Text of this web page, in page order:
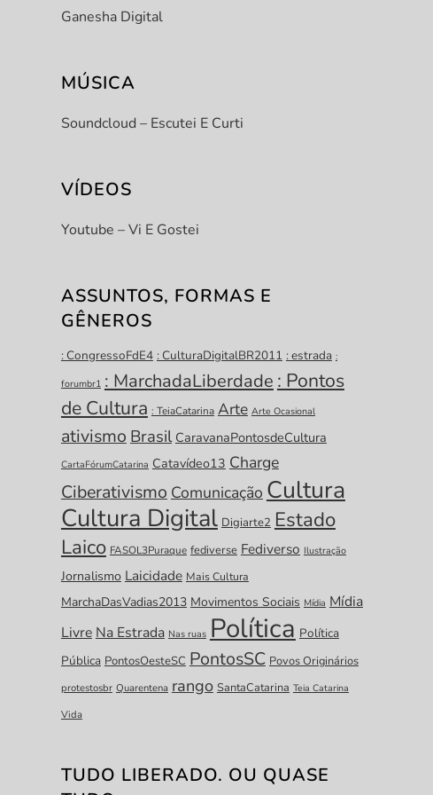
Ganesha Digital
MÚSICA
Soundcloud – Escutei E Curti
VÍDEOS
Youtube – Vi E Gostei
ASSUNTOS, FORMAS E
GÊNEROS
: CongressoFdE4 : CulturaDigitalBR2011 : estrada :
forumbr1 : MarchadaLiberdade : Pontos
de Cultura : TeiaCatarina Arte Arte Ocasional
ativismo Brasil CaravanaPontosdeCultura
CartaFórumCatarina Catavídeo13 Charge
Ciberativismo Comunicação Cultura
Cultura Digital Digiarte2 Estado
Laico FASOL3Puraque fediverse Fediverso Ilustração
Jornalismo Laicidade Mais Cultura
MarchaDasVadias2013 Movimentos Sociais Mídia Mídia
Livre Na Estrada Nas ruas Política Política
Pública PontosOesteSC PontosSC Povos Originários
protestosbr Quarentena rango SantaCatarina Teia Catarina
Vida
TUDO LIBERADO. OU QUASE